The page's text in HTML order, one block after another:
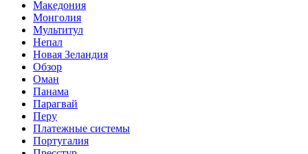
Македония
Монголия
Мультитул
Непал
Новая Зеландия
Обзор
Оман
Панама
Парагвай
Перу
Платежные системы
Португалия